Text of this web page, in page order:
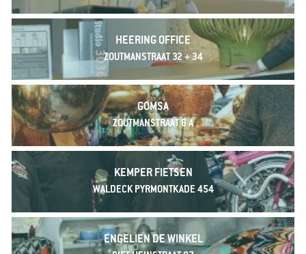
HEERING OFFICE
ZOUTMANSTRAAT 32 + 34
GOMSA
ZOUTMANSTRAAT 6 A
KEMPER FIETSEN
WALDECK PYRMONTKADE 454
ENGELIEN DE WINKEL